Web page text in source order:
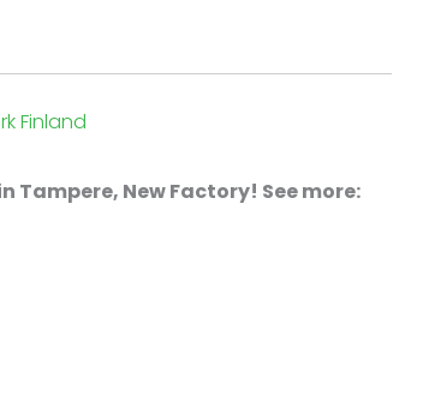
Finland
Tampere, New Factory! See more: